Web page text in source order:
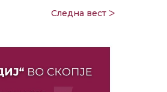
Следна вест ᐳ